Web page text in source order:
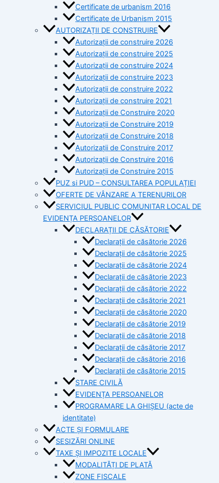
Certificate de urbanism 2016
Certificate de Urbanism 2015
AUTORIZAȚII DE CONSTRUIRE
Autorizații de construire 2026
Autorizații de construire 2025
Autorizații de construire 2024
Autorizații de construire 2023
Autorizații de construire 2022
Autorizații de construire 2021
Autorizații de Construire 2020
Autorizații de Construire 2019
Autorizaţii de Construire 2018
Autorizaţii de Construire 2017
Autorizaţii de Construire 2016
Autorizaţii de Construire 2015
PUZ si PUD – CONSULTAREA POPULAȚIEI
OFERTE DE VÂNZARE A TERENURILOR
SERVICIUL PUBLIC COMUNITAR LOCAL DE
EVIDENȚA PERSOANELOR
DECLARAȚII DE CĂSĂTORIE
Declarații de căsătorie 2026
Declarații de căsătorie 2025
Declarații de căsătorie 2024
Declarații de căsătorie 2023
Declarații de căsătorie 2022
Declarații de căsătorie 2021
Declarații de căsătorie 2020
Declarații de căsătorie 2019
Declarații de căsătorie 2018
Declarații de căsătorie 2017
Declarații de căsătorie 2016
Declarații de căsătorie 2015
STARE CIVILĂ
EVIDENȚA PERSOANELOR
PROGRAMARE LA GHIȘEU (acte de
identitate)
ACTE ȘI FORMULARE
SESIZĂRI ONLINE
TAXE ȘI IMPOZITE LOCALE
MODALITĂȚI DE PLATĂ
ZONE FISCALE